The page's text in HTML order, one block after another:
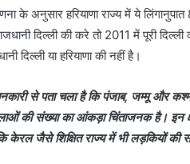
के अनुसार हरियाणा राज्य में ये
दिल्ली की करे तो 2011 में पूरी
दिल्ली या हरियाणा की नहीं है।
से पता चला है कि पंजाब, जम्मू और
की संख्या का आंकड़ा चिंताजनक है। इन
केरल जैसे शिक्षित राज्य में भी लड़कियों